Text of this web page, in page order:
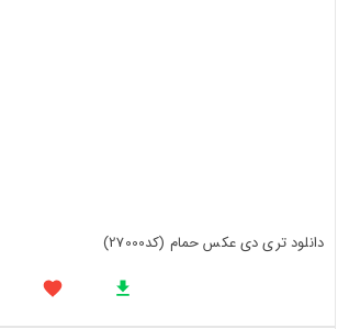
دانلود تری دی عکس حمام (کد27000)